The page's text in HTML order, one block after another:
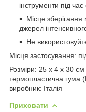
інструменти під час
Місце зберігання
джерел
Не
Місця застосування:
Розміри: 25 х 4 х 30 см
термопластична гума
виробник: Італія
Приховати